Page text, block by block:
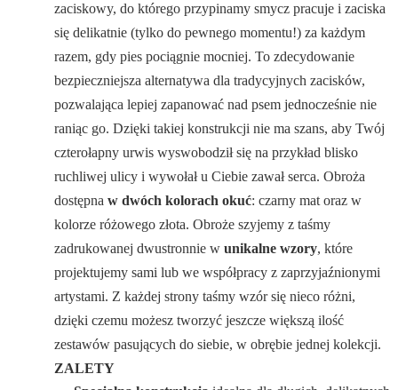
zaciskowy, do którego przypinamy smycz pracuje i zaciska
się delikatnie (tylko do pewnego momentu!) za każdym
razem, gdy pies pociągnie mocniej. To zdecydowanie
bezpieczniejsza alternatywa dla tradycyjnych zacisków,
pozwalająca lepiej zapanować nad psem jednocześnie nie
raniąc go. Dzięki takiej konstrukcji nie ma szans, aby Twój
czterołapny urwis wyswobodził się na przykład blisko
ruchliwej ulicy i wywołał u Ciebie zawał serca. Obroża
dostępnaw dwóch kolorach okuć: czarny mat oraz w
kolorze różowego złota. Obroże szyjemy z taśmy
zadrukowanej dwustronnie wunikalne wzory, które
projektujemy sami lub we współpracy z zaprzyjaźnionymi
artystami. Z każdej strony taśmy wzór się nieco różni,
dzięki czemu możesz tworzyć jeszcze większą ilość
zestawów pasujących do siebie, w obrębie jednej kolekcji.
ZALETY